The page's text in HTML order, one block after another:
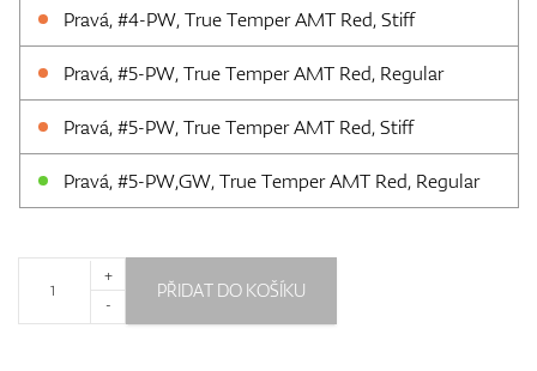
Pravá, #4-PW, True Temper AMT Red, Stiff
Pravá, #5-PW, True Temper AMT Red, Regular
Pravá, #5-PW, True Temper AMT Red, Stiff
Pravá, #5-PW,GW, True Temper AMT Red, Regular
+
-
PŘIDAT DO KOŠÍKU